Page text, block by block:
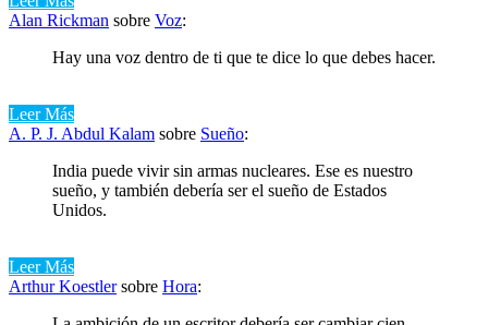
Alan Rickman sobre Voz:
Hay una voz dentro de ti que te dice lo que debes hacer.
Leer Más
A. P. J. Abdul Kalam sobre Sueño:
India puede vivir sin armas nucleares. Ese es nuestro
sueño, y también debería ser el sueño de Estados
Unidos.
Leer Más
Arthur Koestlersobre Hora: